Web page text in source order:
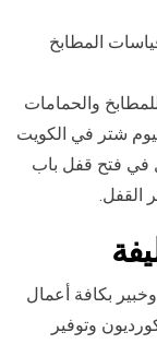
المطابخ
والحمامات
شتر في الكويت
في فتح قفل باب
القفل.
بكافة أعمال
وتوفير